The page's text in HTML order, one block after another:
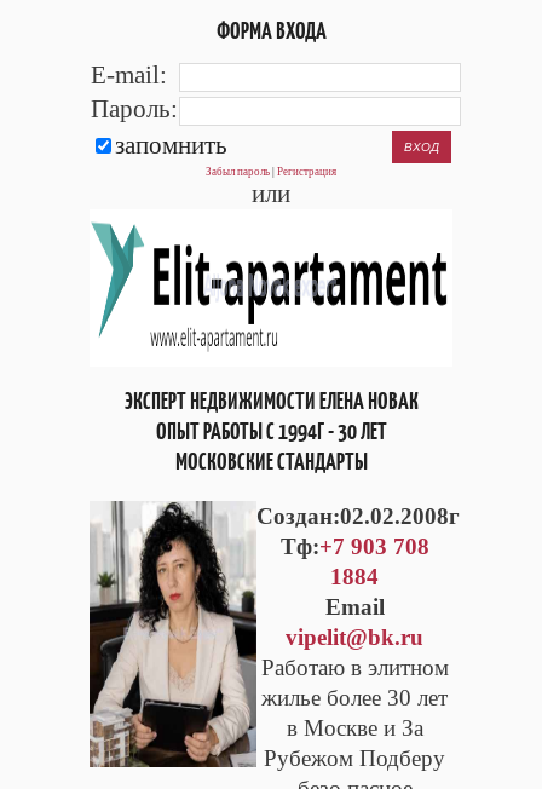
ФОРМА ВХОДА
E-mail:
Пароль:
запомнить
Забыл пароль Регистрация
или
ЭКСПЕРТ НЕДВИЖИМОСТИ ЕЛЕНА НОВАК
ОПЫТ РАБОТЫ С 1994Г - 30 ЛЕТ
МОСКОВСКИЕ СТАНДАРТЫ
Cоздан:02.02.2008г
Тф:+7 903 708
1884
Email
vipelit@bk.ru
Работаю в элитном
жилье более 30 лет
в Москве и За
Рубежом Подберу